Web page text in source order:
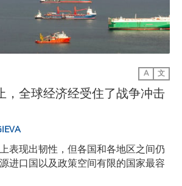
A 文
，全球经济经受住了战争冲击
表现出韧性，但各国和各地区之间仍
进口国以及政策空间有限的国家最容